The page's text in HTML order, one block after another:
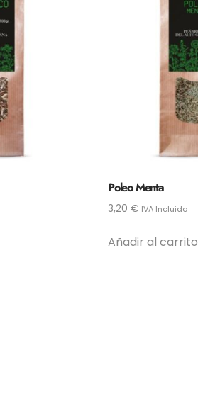
Poleo Menta
3,20€ IVA Incluido
Añadir al carrito